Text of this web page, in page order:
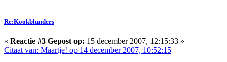
Re:Kookblunders
« Reactie #3 Gepost op: 15 december 2007, 12:15:33 »
Citaat van: Maartje! op 14 december 2007, 10:52:15